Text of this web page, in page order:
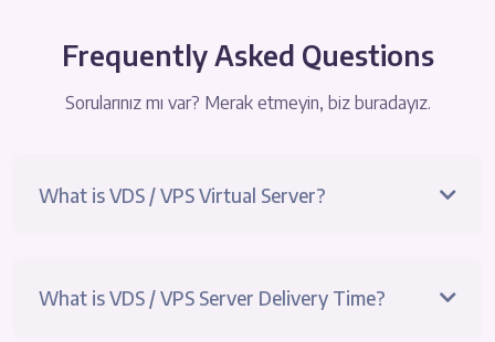
Frequently Asked Questions
Sorularınız mı var? Merak etmeyin, biz buradayız.
What is VDS / VPS Virtual Server?
What is VDS / VPS Server Delivery Time?